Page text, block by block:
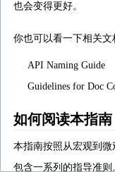
也会变得更好。
你也可以看一下相关文
API Naming Guide
Guidelines for Doc
如何阅读本指南
本指南按照从宏观到
包含一系列的指导准则